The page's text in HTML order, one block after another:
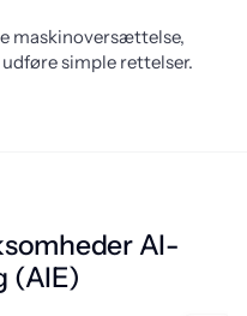
maskinoversættelse,
simple rettelser.
AI-
(AIE)